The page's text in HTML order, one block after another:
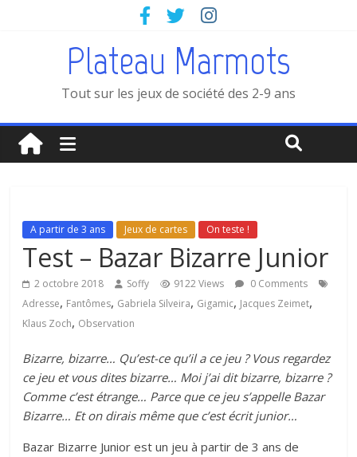
Plateau Marmots
Tout sur les jeux de société des 2-9 ans
A partir de 3 ans Jeux de cartes On teste !
Test – Bazar Bizarre Junior
2 octobre 2018 Soffy 9122 Views
0 Comments
Adresse, Fantômes, Gabriela Silveira, Gigamic, Jacques Zeimet,
Klaus Zoch, Observation
Bizarre, bizarre… Qu’est-ce qu’il a ce jeu ? Vous regardez
ce jeu et vous dites bizarre… Moi j’ai dit bizarre, bizarre ?
Comme c’est étrange… Parce que ce jeu s’appelle Bazar
Bizarre… Et on dirais même que c’est écrit junior…
Bazar Bizarre Junior est un jeu à partir de 3 ans de